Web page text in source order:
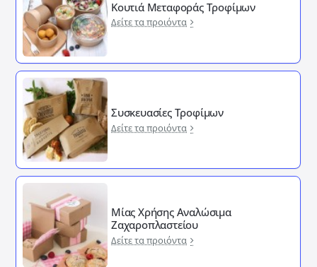
Κουτιά Μεταφοράς Τροφίμων
Δείτε τα προιόντα
Συσκευασίες Τροφίμων
Δείτε τα προιόντα
Μίας Χρήσης Αναλώσιμα
Ζαχαροπλαστείου
Δείτε τα προιόντα